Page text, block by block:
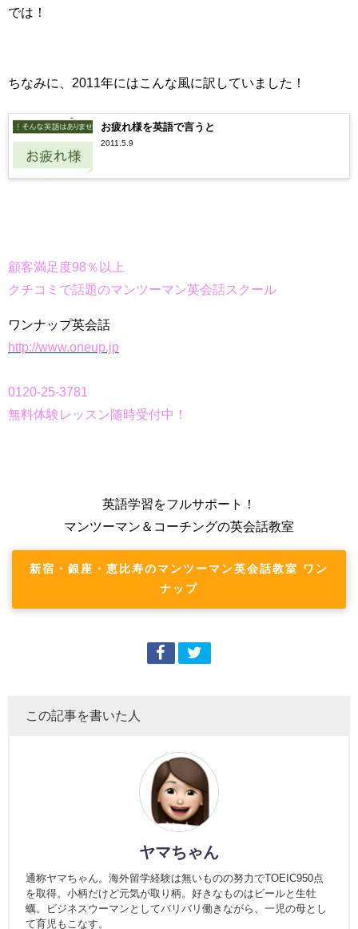
では！
ちなみに、2011年にはこんな風に訳していました！
お疲れ様を英語で言うと
2011.5.9
顧客満足度98％以上
クチコミで話題のマンツーマン英会話スクール
ワンナップ英会話
http://www.oneup.jp
0120-25-3781
無料体験レッスン随時受付中！
英語学習をフルサポート！
マンツーマン＆コーチングの英会話教室
新宿・銀座・恵比寿のマンツーマン英会話教室 ワン
ナップ
この記事を書いた人
ヤマちゃん
通称ヤマちゃん。海外留学経験は無いものの努力でTOEIC950点
を取得。小柄だけど元気が取り柄。好きなものはビールと生牡
蠣。ビジネスウーマンとしてバリバリ働きながら、一児の母とし
て育児もこなす。